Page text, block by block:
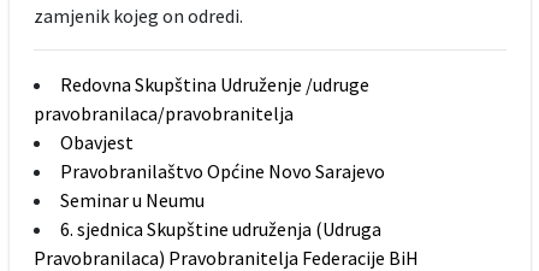
zamjenik kojeg on odredi.
Redovna Skupština Udruženje /udruge
pravobranilaca/pravobranitelja
Obavjest
Pravobranilaštvo Općine Novo Sarajevo
Seminar u Neumu
6. sjednica Skupštine udruženja (Udruga
Pravobranilaca) Pravobranitelja Federacije BiH